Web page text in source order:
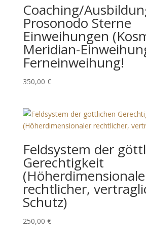
Coaching/
Prosonodo Sterne
Einweihungen
Meridian-
Ferneinweihung!
350,00 €
Feldsystem der
Gerechtigkeit
rechtlicher,
Schutz)
250,00 €